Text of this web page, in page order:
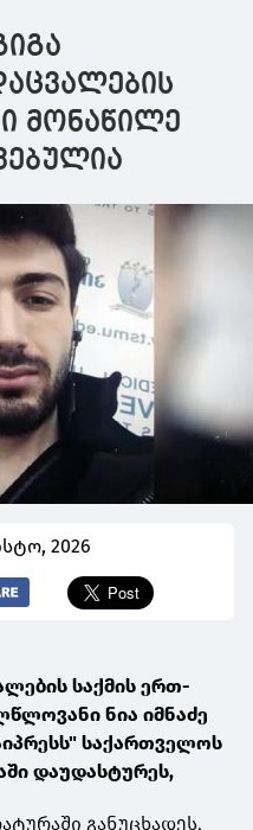
მონაწილე
2026
საქმის ერთ-
ნია იმნაძე
საქართველოს
დაუდასტურეს,
განუცხადეს,